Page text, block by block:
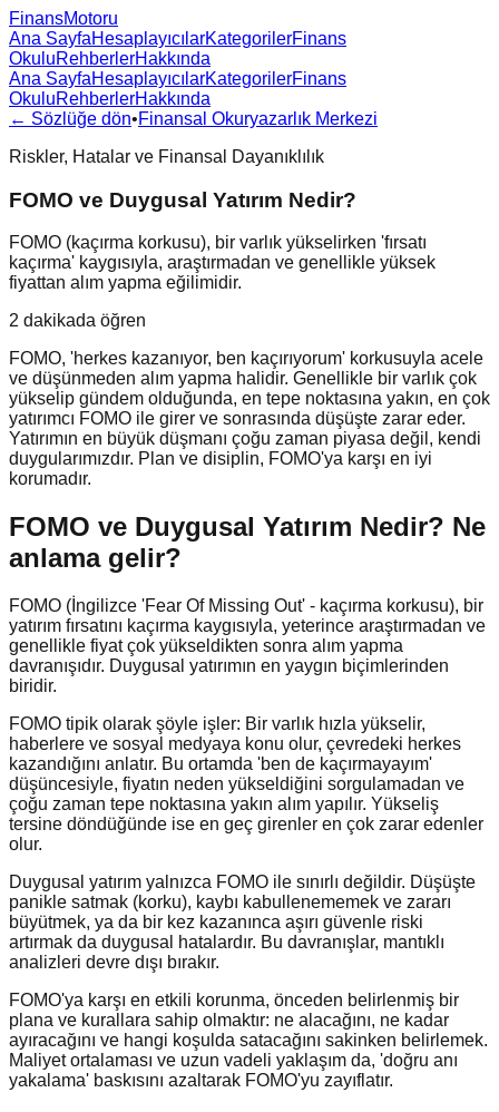
FinansMotoru
Ana SayfaHesaplayıcılarKategorilerFinans
OkuluRehberlerHakkında
Ana SayfaHesaplayıcılarKategorilerFinans
OkuluRehberlerHakkında
← Sözlüğe dön•Finansal Okuryazarlık Merkezi
Riskler, Hatalar ve Finansal Dayanıklılık
FOMO ve Duygusal Yatırım Nedir?
FOMO (kaçırma korkusu), bir varlık yükselirken 'fırsatı
kaçırma' kaygısıyla, araştırmadan ve genellikle yüksek
fiyattan alım yapma eğilimidir.
2 dakikada öğren
FOMO, 'herkes kazanıyor, ben kaçırıyorum' korkusuyla acele
ve düşünmeden alım yapma halidir. Genellikle bir varlık çok
yükselip gündem olduğunda, en tepe noktasına yakın, en çok
yatırımcı FOMO ile girer ve sonrasında düşüşte zarar eder.
Yatırımın en büyük düşmanı çoğu zaman piyasa değil, kendi
duygularımızdır. Plan ve disiplin, FOMO'ya karşı en iyi
korumadır.
FOMO ve Duygusal Yatırım Nedir? Ne
anlama gelir?
FOMO (İngilizce 'Fear Of Missing Out' - kaçırma korkusu), bir
yatırım fırsatını kaçırma kaygısıyla, yeterince araştırmadan ve
genellikle fiyat çok yükseldikten sonra alım yapma
davranışıdır. Duygusal yatırımın en yaygın biçimlerinden
biridir.
FOMO tipik olarak şöyle işler: Bir varlık hızla yükselir,
haberlere ve sosyal medyaya konu olur, çevredeki herkes
kazandığını anlatır. Bu ortamda 'ben de kaçırmayayım'
düşüncesiyle, fiyatın neden yükseldiğini sorgulamadan ve
çoğu zaman tepe noktasına yakın alım yapılır. Yükseliş
tersine döndüğünde ise en geç girenler en çok zarar edenler
olur.
Duygusal yatırım yalnızca FOMO ile sınırlı değildir. Düşüşte
panikle satmak (korku), kaybı kabullenememek ve zararı
büyütmek, ya da bir kez kazanınca aşırı güvenle riski
artırmak da duygusal hatalardır. Bu davranışlar, mantıklı
analizleri devre dışı bırakır.
FOMO'ya karşı en etkili korunma, önceden belirlenmiş bir
plana ve kurallara sahip olmaktır: ne alacağını, ne kadar
ayıracağını ve hangi koşulda satacağını sakinken belirlemek.
Maliyet ortalaması ve uzun vadeli yaklaşım da, 'doğru anı
yakalama' baskısını azaltarak FOMO'yu zayıflatır.